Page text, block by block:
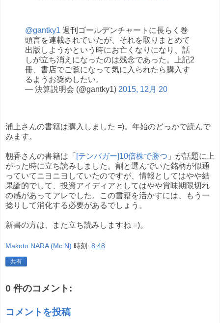
@gantky1 週刊ゴールデンチャートに長らく巻
頭言を連載されていたが、それを取りまとめて
出版しようかという時にお亡くなりになり、話
しが立ち消えになったのは残念であった。上記2
冊、書店でご覧になって気に入られたら購入す
るようお奨めしたい。
— 決算説明会 (@gantky1) 2015, 12月 20
浦上さんの書籍は購入しました =)。年始のどっかで読んで
みます。
朝香さんの書籍は「 [テンバガー]10倍株で勝つ 」が話題に上
がった時に立ち読みしました。割と選んでいた銘柄が似通
っていてニヨニヨしていたのですが、情報としてはやや結
果論的でして、投資アイディアとしてはやや賞味期限切れ
の感があってアレでした。この書籍を活かすには、もう一
捻りして消化する必要があるでしょう。
新書の方は、また立ち読みしますね =)。
Makoto NARA (Mc.N) 時刻: 8:48
共有
0 件のコメント:
コメントを投稿